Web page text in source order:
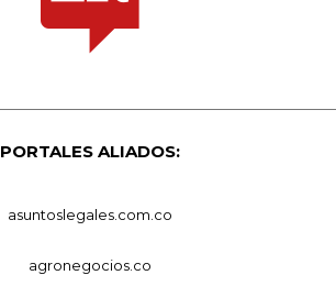
PORTALES ALIADOS:
asuntoslegales.com.co
agronegocios.co